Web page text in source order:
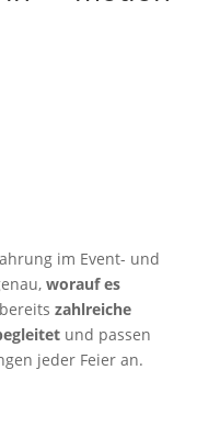
im Event- und
worauf es
zahlreiche
und passen
jeder Feier an.